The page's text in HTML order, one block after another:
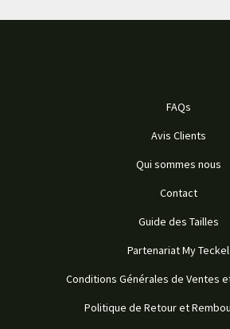
FAQs
Avis Clients
Qui sommes nous
Contact
Guide des Tailles
Partenariat My Teckel
Conditions Générales de Ventes
Politique de Retour et